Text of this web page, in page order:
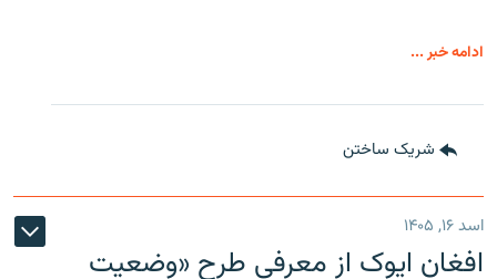
ادامه خبر ...
شریک ساختن
اسد ۱۶, ۱۴۰۵
افغان ایوک از معرفی طرح «وضعیت